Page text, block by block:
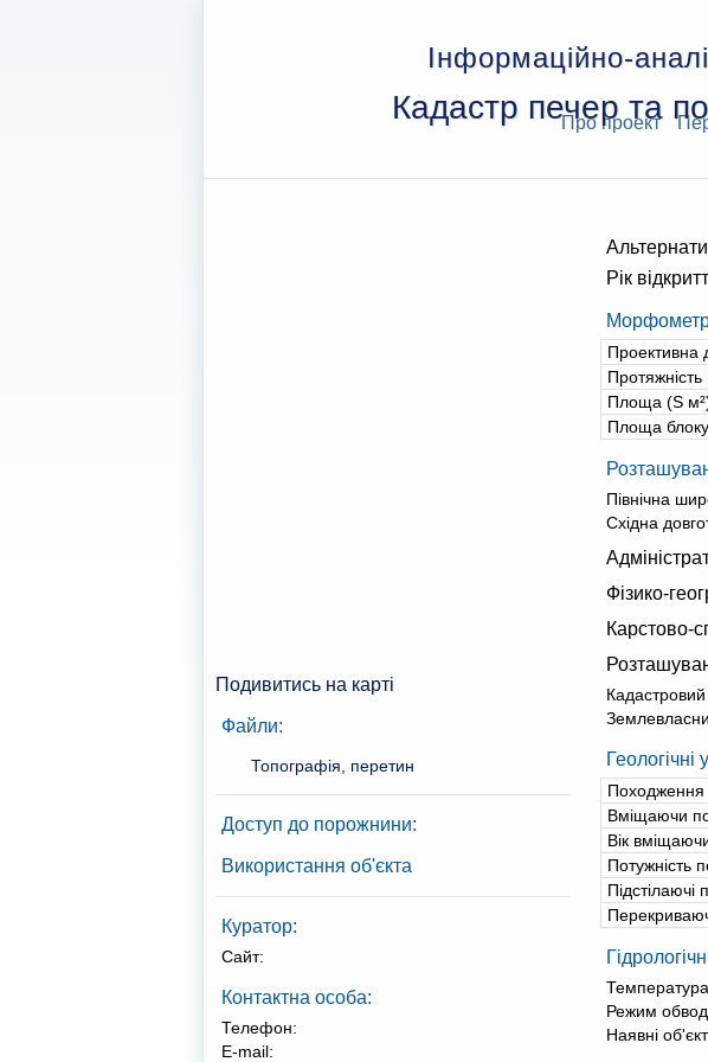
Інформаційно-
Кадастр печер та
Про проект
Рік
Проективна
Площа (S
Площа
Північна
Східна
Фізико-
Карстово-
Геологічні
Вміщаючи
Вік
Потужність
Підстілаючі
Режим
Наявні
Подивитись на карті
Файли:
Топографія, перетин
Доступ до порожнини:
Використання об'єкта
Куратор:
Сайт:
Контактна особа:
Телефон:
E-mail: